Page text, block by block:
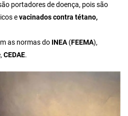
portadores de doença, pois são
evacinados contra tétano,
as normas do INEA (FEEMA),
CEDAE.